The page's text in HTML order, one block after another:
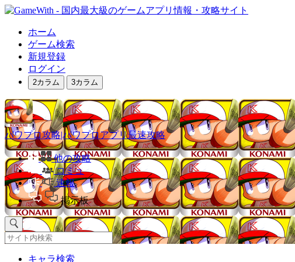
ホーム
ゲーム検索
新規登録
ログイン
2カラム 3カラム
パワプロ攻略|パワプロアプリ最速攻略
他の攻略
コミュ
速報
掲示板
キャラ検索